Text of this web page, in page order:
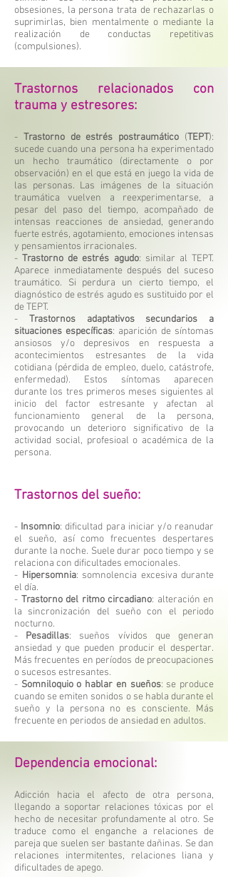
obsesiones, la persona trata de rechazarlas o
suprimirlas, bien mentalmente o mediante la
realización de conductas repetitivas
(compulsiones).
Trastornos relacionados con
trauma y estresores:
- Trastorno de estrés postraumático (TEPT):
sucede cuando una persona ha experimentado
un hecho traumático (directamente o por
observación) en el que está en juego la vida de
las personas. Las imágenes de la situación
traumática vuelven a reexperimentarse, a
pesar del paso del tiempo, acompañado de
intensas reacciones de ansiedad, generando
fuerte estrés, agotamiento, emociones intensas
y pensamientos irracionales.
-Trastorno de estrés agudo: similar al TEPT.
Aparece inmediatamente después del suceso
traumático. Si perdura un cierto tiempo, el
diagnóstico de estrés agudo es sustituido por el
de TEPT.
- Trastornos adaptativos secundarios a
situaciones específicas: aparición de síntomas
ansiosos y/o depresivos en respuesta a
acontecimientos estresantes de la vida
cotidiana (pérdida de empleo, duelo, catástrofe,
enfermedad). Estos síntomas aparecen
durante los tres primeros meses siguientes al
inicio del factor estresante y afectan al
funcionamiento general de la persona,
provocando un deterioro significativo de la
actividad social, profesioal o académica de la
persona.
Trastornos del sueño:
- Insomnio: dificultad para iniciar y/o reanudar
el sueño, así como frecuentes despertares
durante la noche. Suele durar poco tiempo y se
relaciona con dificultades emocionales.
- Hipersomnia: somnolencia excesiva durante
el día.
- Trastorno del ritmo circadiano: alteración en
la sincronización del sueño con el periodo
nocturno.
- Pesadillas: sueños vívidos que generan
ansiedad y que pueden producir el despertar.
Más frecuentes en períodos de preocupaciones
o sucesos estresantes.
- Somniloquio o hablar en sueños: se produce
cuando se emiten sonidos o se habla durante el
sueño y la persona no es consciente. Más
frecuente en periodos de ansiedad en adultos.
Dependencia emocional:
Adicción hacia el afecto de otra persona,
llegando a soportar relaciones tóxicas por el
hecho de necesitar profundamente al otro. Se
traduce como el enganche a relaciones de
pareja que suelen ser bastante dañinas. Se dan
relaciones intermitentes, relaciones liana y
dificultades de apego.